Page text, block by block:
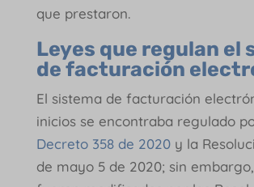
que prestaron.
Leyes que regulan el
de facturación
El sistema de facturación
inicios se encontraba regulado
Decreto 358 de 2020y la
de mayo 5 de 2020; sin